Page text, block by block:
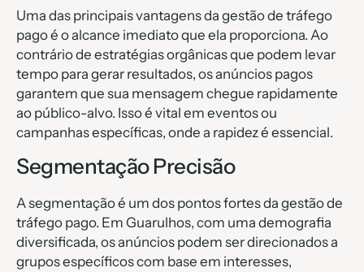
Uma das principais vantagens da gestão de tráfego
pago é o alcance imediato que ela proporciona. Ao
contrário de estratégias orgânicas que podem levar
tempo para gerar resultados, os anúncios pagos
garantem que sua mensagem chegue rapidamente
ao público-alvo. Isso é vital em eventos ou
campanhas específicas, onde a rapidez é essencial.
Segmentação Precisão
A segmentação é um dos pontos fortes da gestão de
tráfego pago. Em Guarulhos, com uma demografia
diversificada, os anúncios podem ser direcionados a
grupos específicos com base em interesses,